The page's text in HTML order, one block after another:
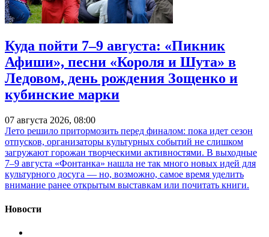
Куда пойти 7–9 августа: «Пикник
Афиши», песни «Короля и Шута» в
Ледовом, день рождения Зощенко и
кубинские марки
07 августа 2026, 08:00
Лето решило притормозить перед финалом: пока идет сезон
отпусков, организаторы культурных событий не слишком
загружают горожан творческими активностями. В выходные
7–9 августа «Фонтанка» нашла не так много новых идей для
культурного досуга — но, возможно, самое время уделить
внимание ранее открытым выставкам или почитать книги.
Новости